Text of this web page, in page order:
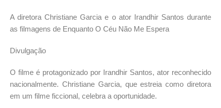
A diretora Christiane Garcia e o ator Irandhir Santos durante
as filmagens de Enquanto O Céu Não Me Espera
Divulgação
O filme é protagonizado por Irandhir Santos, ator reconhecido
nacionalmente. Christiane Garcia, que estreia como diretora
em um filme ficcional, celebra a oportunidade.